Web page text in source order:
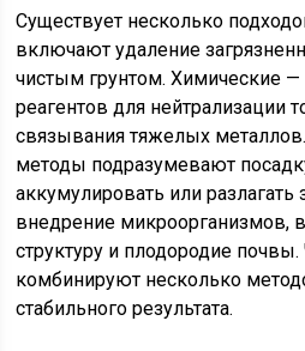
Существует несколько
включают удаление
чистым грунтом. Химические —
реагентов для нейтрализации
связывания тяжелых
методы подразумевают
аккумулировать или разлагать
внедрение микроорганизмов,
структуру и плодородие
комбинируют несколько
стабильного результата.